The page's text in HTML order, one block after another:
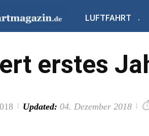
LUFTFAHRT
erstes
Updated: 04. Dezember 2018